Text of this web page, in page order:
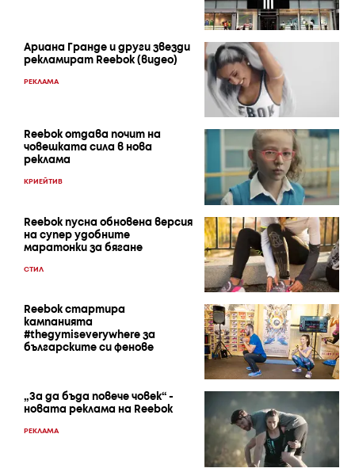
Ариана Гранде и други звезди
рекламират Reebok (видео)
РЕКЛАМА
Reebok отдава почит на
човешката сила в нова
реклама
КРИЕЙТИВ
Reebok пусна обновена версия
на супер удобните
маратонки за бягане
СТИЛ
Reebok стартира
кампанията
#thegymiseverywhere за
българските си фенове
„За да бъда повече човек“ -
новата реклама на Reebok
РЕКЛАМА